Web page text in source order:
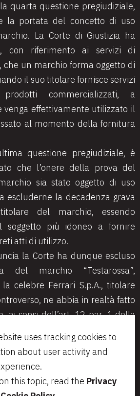
uses tracking cookies to
about user activity and
this topic, read the Privacy
quarta questione pregiudiziale,
la portata del concetto di uso
La Corte di Giustizia ha
con riferimento ai servizi di
che un marchio forma oggetto di
il suo titolare fornisce servizi
commercializzati, a
venga effettivamente utilizzato il
al momento della fornitura
questione pregiudiziale, è
che l’onere della prova del
sia stato oggetto di uso
escluderne la decadenza grava
del marchio, essendo
soggetto più idoneo a fornire
atti di utilizzo.
la Corte ha dunque escluso
del marchio “Testarossa”,
celebre Ferrari S.p.A., titolare
ne abbia in realtà fatto
ai sensi dell’art. 12 par. 1 della
segreteria@bcip.it